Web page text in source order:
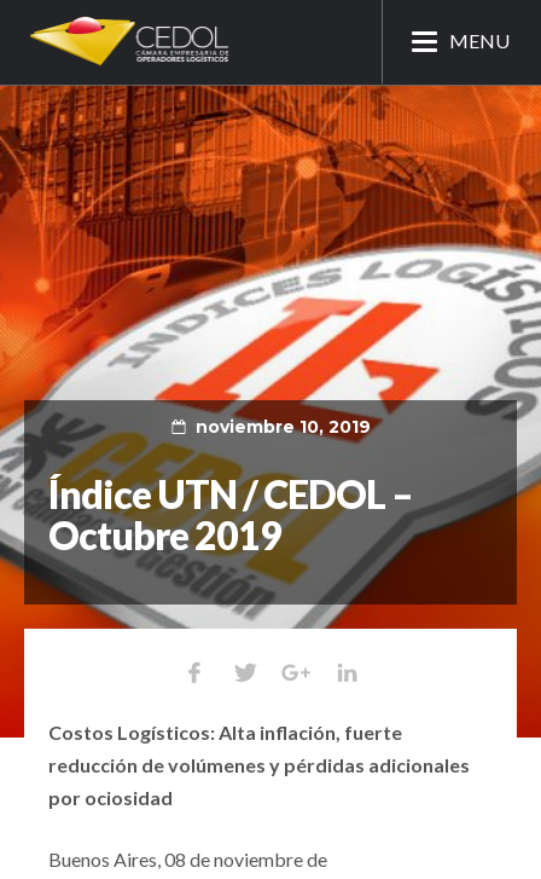
MENU
noviembre 10, 2019
Índice UTN / CEDOL –
Octubre 2019
Costos Logísticos: Alta inflación, fuerte
reducción de volúmenes y pérdidas adicionales
por ociosidad
Buenos Aires, 08 de noviembre de